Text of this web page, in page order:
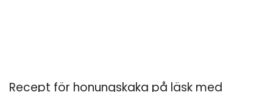
Recept för honungskaka på läsk med